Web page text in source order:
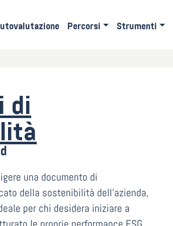
Percorsi Strumenti
di
una documento di
della sostenibilità dell’azienda,
per chi desidera iniziare a